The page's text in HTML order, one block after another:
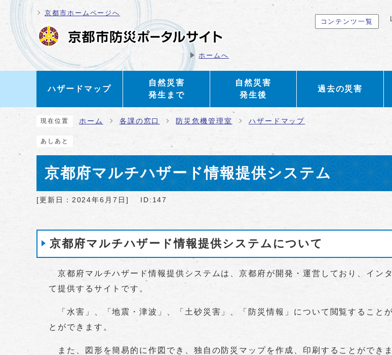
ページの先頭です
京都市ホームページへ
ホームへ
コンテンツ一覧
ハザードマップ
自然災害
発生まで
自然災害
発生後
過去の災害
ここから本文です
現在位置 ホーム 各課の窓口 防災危機管理室 ハザードマップ
あしあと
京都府マルチハザード情報提供システム
[更新日： 2024年6月7日 ] ID:147
京都府マルチハザード情報提供システムについて
京都府マルチハザード情報提供システムは、京都府が開発・運営しており、イン
て提供するサイトです。
「水害」、「地震・津波」、「土砂災害」、「防災情報」について閲覧すること
とができます。
また、図形を簡易的に作図でき、独自の防災マップを作成、印刷することができま